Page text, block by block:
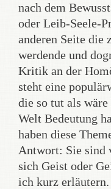
nach dem
oder Leib-Seele-
anderen Seite die
werdende und
Kritik an der
steht eine
die so tut als
Welt Bedeutung
haben diese
Antwort: Sie sind
sich Geist oder
ich kurz erläutern.